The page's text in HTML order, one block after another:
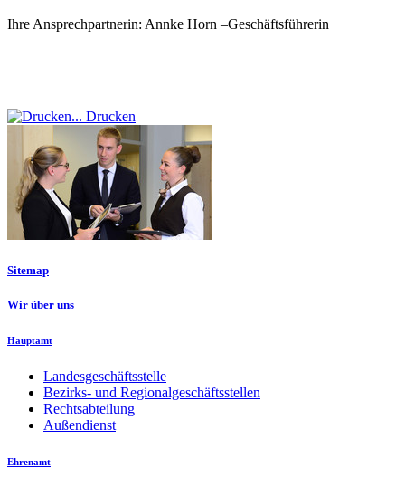
Ihre Ansprechpartnerin: Annke Horn –Geschäftsführerin
Drucken
Sitemap
Wir über uns
Hauptamt
Landesgeschäftsstelle
Bezirks- und Regionalgeschäftsstellen
Rechtsabteilung
Außendienst
Ehrenamt